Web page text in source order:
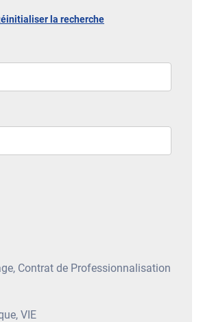
la recherche
Contrat de Professionnalisation
VIE